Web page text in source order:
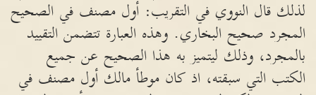
لذلك قال النووي في التقريب: أول مصنف في الصحيح
المجرد صحيح البخاري. وهذه العبارة تتضمن التقييد
بالمجرد، وذلك ليتميز به هذا الصحيح عن جميع
الكتب التي سبقته، اذ كان موطأ مالك أول مصنف في